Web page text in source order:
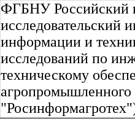
ФГБНУ Российский
исследовательский
информации и
исследований по
техническому